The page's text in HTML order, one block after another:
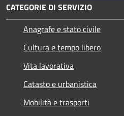
CATEGORIE DI SERVIZIO
Anagrafe e stato civile
Cultura e tempo libero
Vita lavorativa
Catasto e urbanistica
Mobilità e trasporti